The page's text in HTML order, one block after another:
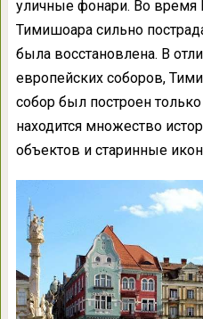
уличные фонари. Во
Тимишоара сильно
была восстановлена. В
европейских соборов,
собор был построен
находится множество
объектов и старинные